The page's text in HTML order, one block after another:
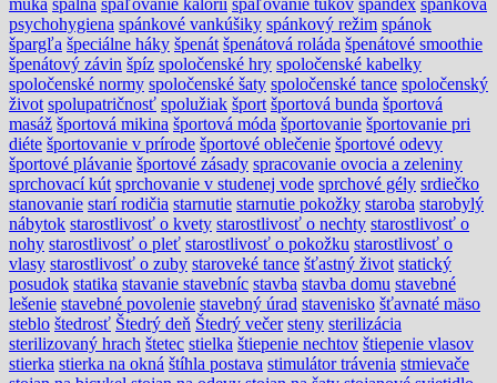
múka spálňa spaľovanie kalórií spaľovanie tukov spandex spánková
psychohygiena spánkové vankúšiky spánkový režim spánok
špargľa špeciálne háky špenát špenátová roláda špenátové smoothie
špenátový závin špíz spoločenské hry spoločenské kabelky
spoločenské normy spoločenské šaty spoločenské tance spoločenský
život spolupatričnosť spolužiak šport športová bunda športová
masáž športová mikina športová móda športovanie športovanie pri
diéte športovanie v prírode športové oblečenie športové odevy
športové plávanie športové zásady spracovanie ovocia a zeleniny
sprchovací kút sprchovanie v studenej vode sprchové gély srdiečko
stanovanie starí rodičia starnutie starnutie pokožky staroba starobylý
nábytok starostlivosť o kvety starostlivosť o nechty starostlivosť o
nohy starostlivosť o pleť starostlivosť o pokožku starostlivosť o
vlasy starostlivosť o zuby staroveké tance šťastný život statický
posudok statika stavanie stavebníc stavba stavba domu stavebné
lešenie stavebné povolenie stavebný úrad stavenisko šťavnaté mäso
steblo štedrosť Štedrý deň Štedrý večer steny sterilizácia
sterilizovaný hrach štetec stielka štiepenie nechtov štiepenie vlasov
stierka stierka na okná štíhla postava stimulátor trávenia stmievače